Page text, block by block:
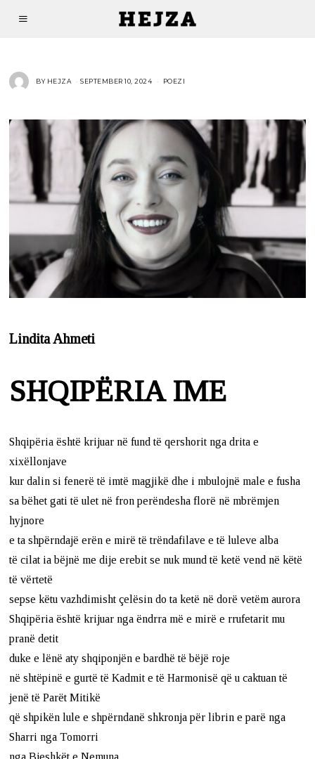
BY HEJZA SEPTEMBER 10, 2024 POEZI
Lindita Ahmeti
SHQIPËRIA IME
Shqipëria është krijuar në fund të qershorit nga drita e
xixëllonjave
kur dalin si fenerë të imtë magjikë dhe i mbulojnë male e fusha
sa bëhet gati të ulet në fron perëndesha florë në mbrëmjen
hyjnore
e ta shpërndajë erën e mirë të trëndafilave e të luleve alba
të cilat ia bëjnë me dije erebit se nuk mund të ketë vend në këtë
të vërtetë
sepse këtu vazhdimisht çelësin do ta ketë në dorë vetëm aurora
Shqipëria është krijuar nga ëndrra më e mirë e rrufetarit mu
pranë detit
duke e lënë aty shqiponjën e bardhë të bëjë roje
në shtëpinë e gurtë të Kadmit e të Harmonisë që u caktuan të
jenë të Parët Mitikë
që shpikën lule e shpërndanë shkronja për librin e parë nga
Sharri nga Tomorri
nga Bjeshkët e Nemuna